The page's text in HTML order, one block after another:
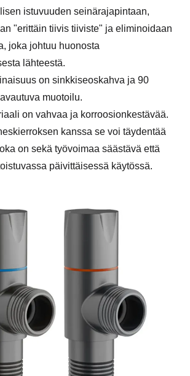
istuvuuden seinärajapintaan,
"erittäin tiivis tiiviste" ja eliminoidaan
joka johtuu huonosta
lähteestä.
on sinkkiseoskahva ja 90
muotoilu.
on vahvaa ja korroosionkestävää.
kanssa se voi täydentää
on sekä työvoimaa säästävä että
päivittäisessä käytössä.